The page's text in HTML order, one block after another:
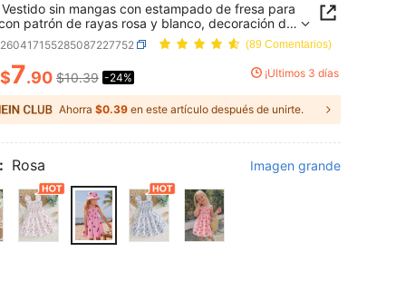
Vestido sin mangas con estampado de fresa para
patrón de rayas rosa y blanco, decoración de
fresa verde, dulce y alegre, adecuado para
de primavera/verano, picnics o playa
(89 Comentarios)
AND AVAILABILITY
$7.90 $10.39 -24% ¡Últimos 3 días
Ahorra $0.39 en este artículo después de unirte.
Rosa Imagen grande